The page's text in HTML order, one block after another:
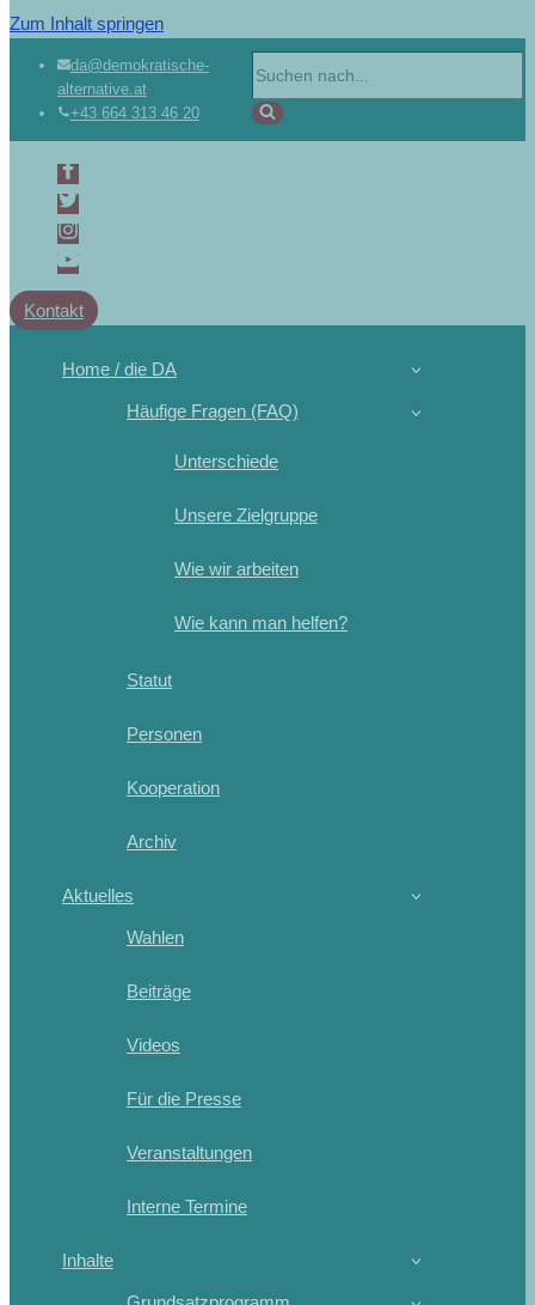
Zum Inhalt springen
da@demokratische-
alternative.at
+43 664 313 46 20
Kontakt
Home / die DA
Häufige Fragen (FAQ)
Unterschiede
Unsere Zielgruppe
Wie wir arbeiten
Wie kann man helfen?
Statut
Personen
Kooperation
Archiv
Aktuelles
Wahlen
Beiträge
Videos
Für die Presse
Veranstaltungen
Interne Termine
Inhalte